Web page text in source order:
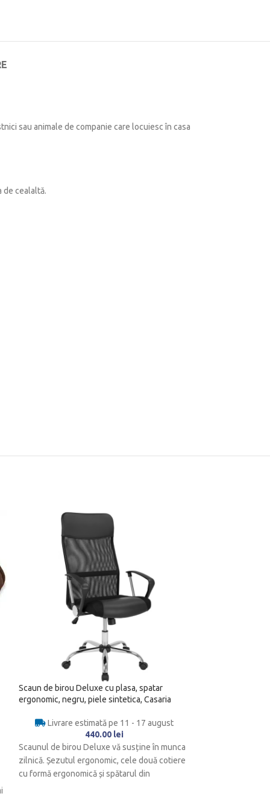
sau animale de companie care locuiesc în casa
de cealaltă.
Scaun de birou Deluxe cu plasa, spatar
ergonomic, negru, piele sintetica, Casaria
Livrare estimată pe 11 - 17 august
440.00 lei
Scaunul de birou Deluxe vă susține în munca
zilnică. Șezutul ergonomic, cele două cotiere
cu formă ergonomică și spătarul din